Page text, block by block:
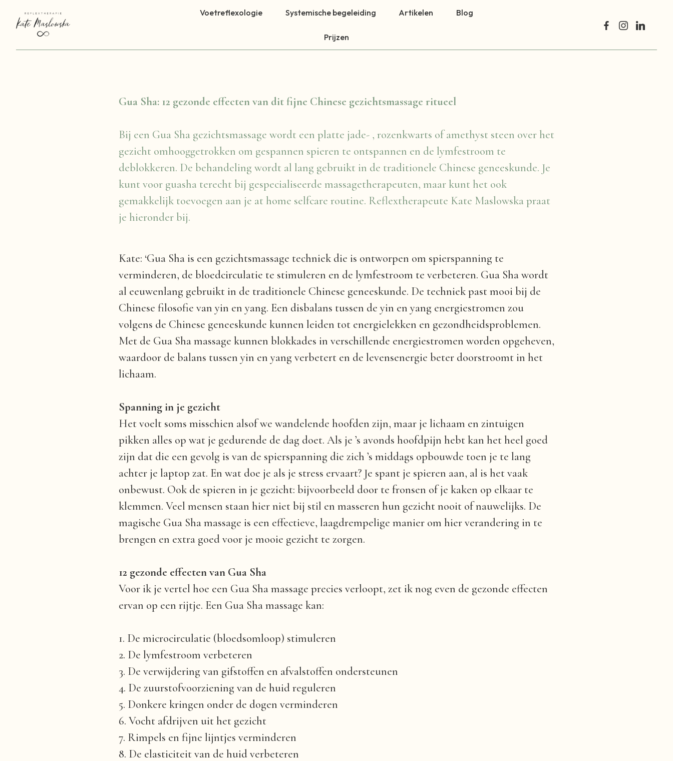
Voetreflexologie Systemische begeleiding Artikelen Blog
Prijzen
Gua Sha: 12 gezonde effecten van dit fijne Chinese gezichtsmassage ritueel
Bij een Gua Sha gezichtsmassage wordt een platte jade- , rozenkwarts of amethyst steen over het
gezicht omhooggetrokken om gespannen spieren te ontspannen en de lymfestroom te
deblokkeren. De behandeling wordt al lang gebruikt in de traditionele Chinese geneeskunde. Je
kunt voor guasha terecht bij gespecialiseerde massagetherapeuten, maar kunt het ook
gemakkelijk toevoegen aan je at home selfcare routine. Reflextherapeute Kate Maslowska praat
je hieronder bij.
Kate: ‘Gua Sha is een gezichtsmassage techniek die is ontworpen om spierspanning te
verminderen, de bloedcirculatie te stimuleren en de lymfestroom te verbeteren. Gua Sha wordt
al eeuwenlang gebruikt in de traditionele Chinese geneeskunde. De techniek past mooi bij de
Chinese filosofie van yin en yang. Een disbalans tussen de yin en yang energiestromen zou
volgens de Chinese geneeskunde kunnen leiden tot energielekken en gezondheidsproblemen.
Met de Gua Sha massage kunnen blokkades in verschillende energiestromen worden opgeheven,
waardoor de balans tussen yin en yang verbetert en de levensenergie beter doorstroomt in het
lichaam.
Spanning in je gezicht
Het voelt soms misschien alsof we wandelende hoofden zijn, maar je lichaam en zintuigen
pikken alles op wat je gedurende de dag doet. Als je ’s avonds hoofdpijn hebt kan het heel goed
zijn dat die een gevolg is van de spierspanning die zich ’s middags opbouwde toen je te lang
achter je laptop zat. En wat doe je als je stress ervaart? Je spant je spieren aan, al is het vaak
onbewust. Ook de spieren in je gezicht: bijvoorbeeld door te fronsen of je kaken op elkaar te
klemmen. Veel mensen staan hier niet bij stil en masseren hun gezicht nooit of nauwelijks. De
magische Gua Sha massage is een effectieve, laagdrempelige manier om hier verandering in te
brengen en extra goed voor je mooie gezicht te zorgen.
12 gezonde effecten van Gua Sha
Voor ik je vertel hoe een Gua Sha massage precies verloopt, zet ik nog even de gezonde effecten
ervan op een rijtje. Een Gua Sha massage kan:
1. De microcirculatie (bloedsomloop) stimuleren
2. De lymfestroom verbeteren
3. De verwijdering van gifstoffen en afvalstoffen ondersteunen
4. De zuurstofvoorziening van de huid reguleren
5. Donkere kringen onder de dogen verminderen
6. Vocht afdrijven uit het gezicht
7. Rimpels en fijne lijntjes verminderen
8. De elasticiteit van de huid verbeteren